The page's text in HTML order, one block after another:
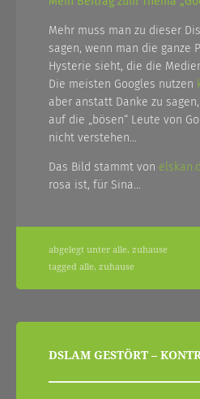
nebenher…
Mehr muss man zu dieser
sagen, wenn man die ganze
Hysterie sieht, die die
Die meisten Googles nutzen
aber anstatt Danke zu
auf die „bösen“ Leute von
nicht verstehen…
Das Bild stammt von
rosa ist, für Sina…
abgelegt unter alle, zuhause
tagged alle, zuhause
DSLAM GESTÖRT –